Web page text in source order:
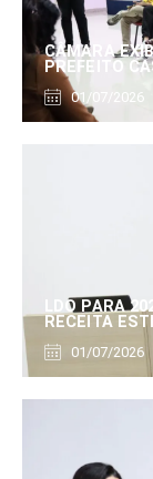
CÂMARA
PREFEITO
01/07/2026
LDO PARA
RECEITA
01/07/2026